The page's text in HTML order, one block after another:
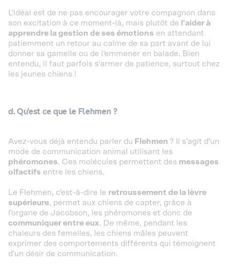
L'idéal est de ne pas encourager votre compagnon dans
son excitation à ce moment-là, mais plutôt de
l'aider à
apprendre la gestion de ses émotions en attendant
patiemment un retour au calme de sa part avant de lui
donner sa gamelle ou de l'emmener en balade. Bien
entendu, il faut parfois s'armer de patience, surtout chez
les jeunes chiens !
d. Qu'est ce que le Flehmen ?
Avez-vous déjà entendu parler du Flehmen ? Il s'agit d'un
mode de communication animal utilisant les
phéromones. Ces molécules permettent des messages
olfactifs entre les chiens.
Le Flehmen, c'est-à-dire le retroussement de la lèvre
supérieure, permet aux chiens de capter, grâce à
l'organe de Jacobson, les phéromones et donc de
communiquer entre eux. De même, pendant les
chaleurs des femelles, les chiens mâles peuvent
exprimer des comportements différents qui témoignent
d'un désir de communication.